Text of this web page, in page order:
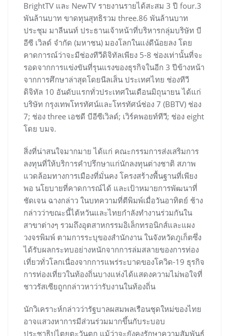
BrightTV และ NewTV รายงานรายได้สะสม 3 ปี four.3
พันล้านบาท ขาดทุนสุทธิรวม three.86 พันล้านบาท
ประชุม มาลีนนท์ ประธานเจ้าหน้าที่บริหารกลุ่มบริษัท บี
อีซี เวิลด์ จำกัด (มหาชน) มองโลกในแง่ดีน้อยลง โดย
คาดการณ์ว่าจะมีช่องทีวีดิจิทัลเพียง 5-8 ช่องเท่านั้นที่จะ
รอดจากการแข่งขันที่รุนแรงของธุรกิจในอีก 3 ปีข้างหน้า
จากการศึกษาล่าสุดโดยนีลเส็น ประเทศไทย ช่องทีวี
ดิจิทัล 10 อันดับแรกทั่วประเทศในเดือนมิถุนายน ได้แก่
บริษัท กรุงเทพโทรทัศน์และโทรทัศน์ช่อง 7 (BBTV) ช่อง
7; ช่อง three เอชดี บีอีซีเวิลด์; เวิร์คพอยท์ทีวี; ช่อง eight
โดย บมจ.
สิ่งที่น่าสนใจมากมาย ได้แก่ คณะกรรมการส่งเสริมการ
ลงทุนที่ให้บริการคำปรึกษาแก่นักลงทุนต่างชาติ สภาพ
แวดล้อมทางการเมืองที่มั่นคง โครงสร้างพื้นฐานที่เพียง
พอ นโยบายที่คาดการณ์ได้ และเป้าหมายการพัฒนาที่
ชัดเจน ฉางกล่าว ในบทความที่ตีพิมพ์เมื่อวันอาทิตย์ ช้าง
กล่าวว่าขณะนี้ไต้หวันและไทยกำลังทำงานร่วมกันใน
สาขาต่างๆ รวมถึงอุตสาหกรรมอิเล็กทรอนิกส์และแผง
วงจรพิมพ์ ตามการระบุของสำนักงาน ในจังหวัดภูเก็ตซึ่ง
ได้รับผลกระทบอย่างหนักจากการล่มสลายของการท่อง
เที่ยวทั่วโลกเนื่องจากการแพร่ระบาดของโควิด-19 ธุรกิจ
การท่องเที่ยวในท้องถิ่นบางแห่งได้แสดงความไม่พอใจที่
ชาวรัสเซียถูกกล่าวหาว่ารับงานในท้องถิ่น
นักวิเคราะห์กล่าวว่ารัฐบาลผสมพลเรือนชุดใหม่ของไทย
อาจแสวงหาการมีส่วนร่วมมากขึ้นกับระบอบ
ประชาธิปไตยตะวันตก แม้ว่าจะยังคงรักษาความสัมพันธ์